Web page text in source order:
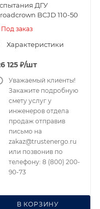
ДГУ
BCJD 110-50
Под заказ
Характеристики
125 ₽/шт
В КОРЗИНУ
Уважаемый клиенты!
Закажите подробную
смету услуг у
инженеров отдела
продаж отправив
письмо на
zakaz@trustenergo.ru
или позвонив по
телефону: 8 (800) 200-
90-73